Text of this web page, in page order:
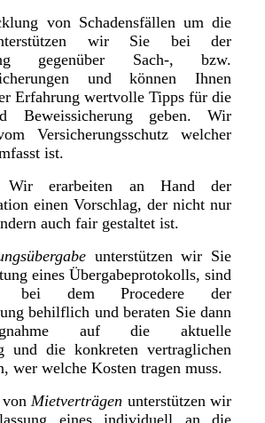
von Schadensfällen um die
wir Sie bei der
gegenüber Sach-, bzw.
und können Ihnen
Erfahrung wertvolle Tipps für die
Beweissicherung geben. Wir
Versicherungsschutz welcher
ist.
erarbeiten an Hand der
einen Vorschlag, der nicht nur
auch fair gestaltet ist.
unterstützen wir Sie
eines Übergabeprotokolls, sind
bei dem Procedere der
behilflich und beraten Sie dann
auf die aktuelle
und die konkreten vertraglichen
wer welche Kosten tragen muss.
vonMietverträgen unterstützen wir